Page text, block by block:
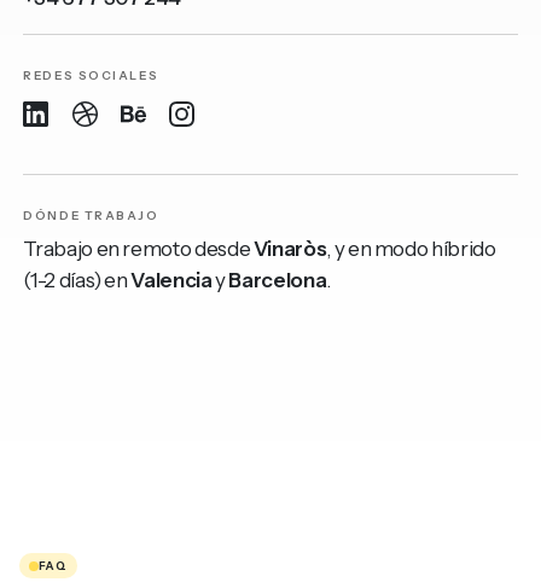
REDES SOCIALES
DÓNDE TRABAJO
Trabajo en remoto desdeVinaròs, y en modo híbrido
(1-2 días) enValenciayBarcelona.
FAQ